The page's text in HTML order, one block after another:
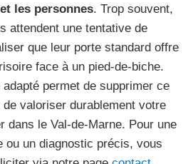
les personnes. Trop souvent,
attendent une tentative de
que leur porte standard offre
face à un pied-de-biche.
permet de supprimer ce
valoriser durablement votre
dans le Val-de-Marne. Pour une
ou un diagnostic précis, vous